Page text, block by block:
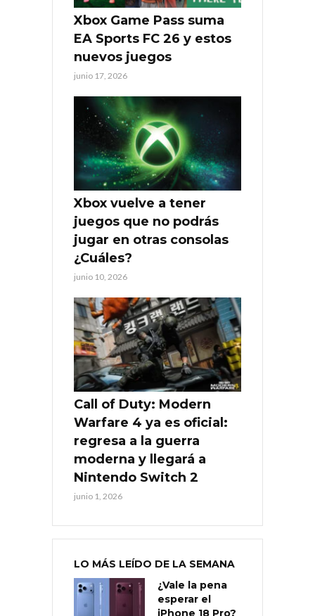
Xbox Game Pass suma
EA Sports FC 26 y estos
nuevos juegos
junio 17, 2026
Xbox vuelve a tener
juegos que no podrás
jugar en otras consolas
¿Cuáles?
junio 10, 2026
Call of Duty: Modern
Warfare 4 ya es oficial:
regresa a la guerra
moderna y llegará a
Nintendo Switch 2
junio 1, 2026
LO MÁS LEÍDO DE LA SEMANA
¿Vale la pena
esperar el
iPhone 18 Pro?